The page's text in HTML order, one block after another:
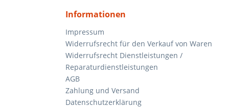
Informationen
Impressum
Widerrufsrecht für den Verkauf von Waren
Widerrufsrecht Dienstleistungen /
Reparaturdienstleistungen
AGB
Zahlung und Versand
Datenschutzerklärung